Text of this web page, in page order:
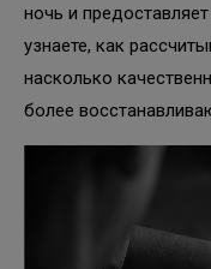
ночь и
узнаете, как
насколько
более